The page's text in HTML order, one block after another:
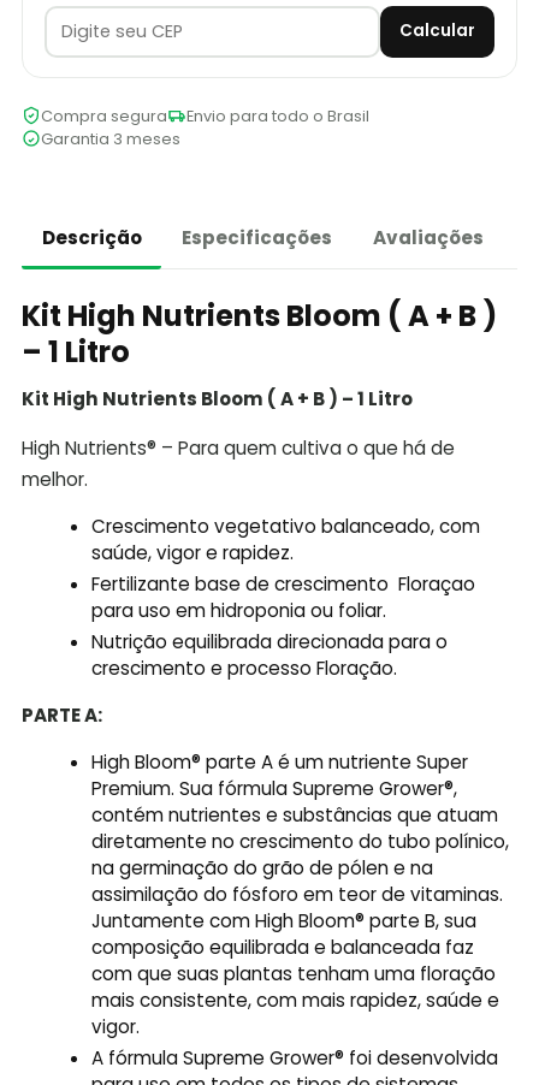
Calcular
Compra segura
Envio para todo o Brasil
Garantia 3 meses
Descrição Especificações Avaliações
Kit High Nutrients Bloom ( A + B )
– 1 Litro
Kit High Nutrients Bloom ( A + B ) – 1 Litro
High Nutrients® – Para quem cultiva o que há de
melhor.
Crescimento vegetativo balanceado, com
saúde, vigor e rapidez.
Fertilizante base de crescimento Floraçao
para uso em hidroponia ou foliar.
Nutrição equilibrada direcionada para o
crescimento e processo Floração.
PARTE A:
High Bloom® parte A é um nutriente Super
Premium. Sua fórmula Supreme Grower®,
contém nutrientes e substâncias que atuam
diretamente no crescimento do tubo polínico,
na germinação do grão de pólen e na
assimilação do fósforo em teor de vitaminas.
Juntamente com High Bloom® parte B, sua
composição equilibrada e balanceada faz
com que suas plantas tenham uma floração
mais consistente, com mais rapidez, saúde e
vigor.
A fórmula Supreme Grower® foi desenvolvida